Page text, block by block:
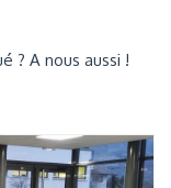
? A nous aussi !